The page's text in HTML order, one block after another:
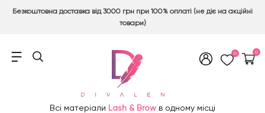
Безкоштовна доставка від 3000 грн при 100% оплаті (не діє на акційні
товари)
0 0
Всі матеріали Lash & Brow в одному місці